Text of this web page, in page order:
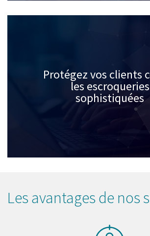
Protégez vos clients
les escroqueries
sophistiquées
Les avantages de nos